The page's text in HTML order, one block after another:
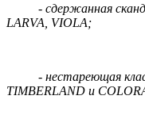
- сдержанная
LARVA, VIOLA;
- нестареющая
TIMBERLAND и